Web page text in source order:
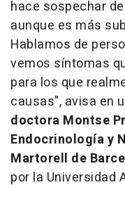
hace sospechar
aunque es más
Hablamos de
vemos síntomas
para los que
causas", avisa en
doctora Montse
Endocrinología y
Martorell de
por la Universidad